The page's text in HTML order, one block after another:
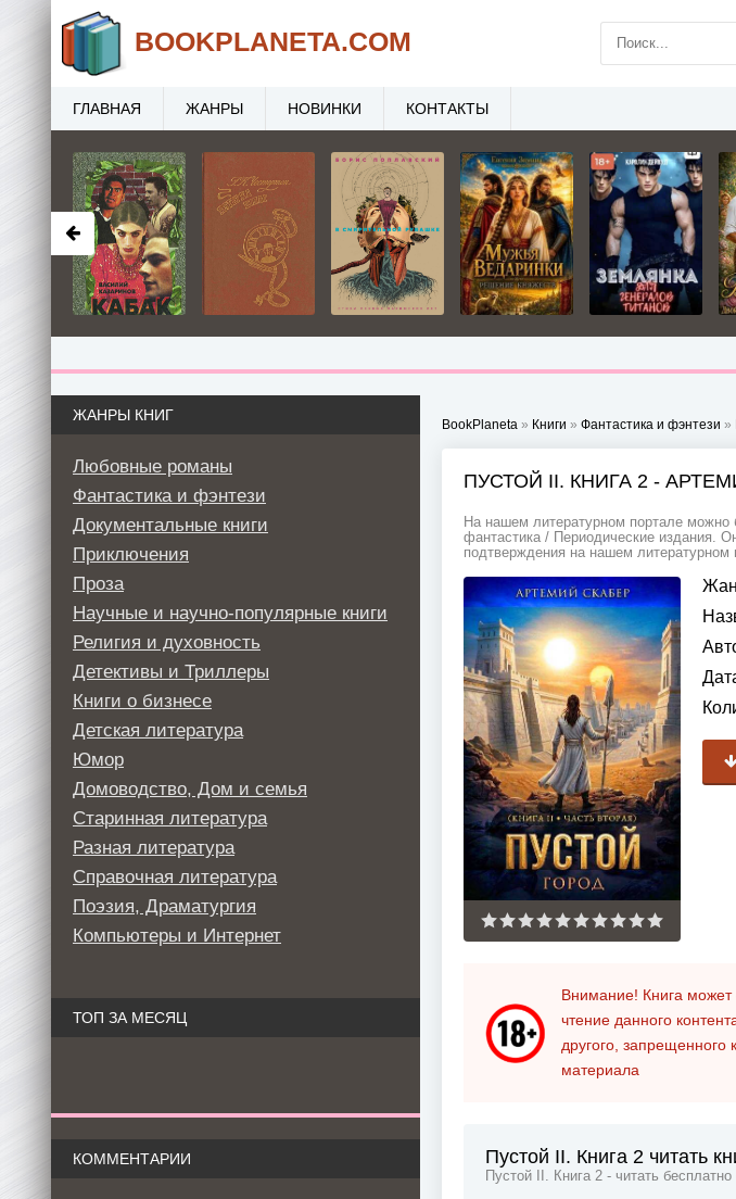
BookPlaneta » Книги » Фантастика и фэнтези »
ПУСТОЙ II. КНИГА 2 -
На нашем литературном портале можно
фантастика / Периодические издания.
подтверждения на нашем литературном
Внимание! Книга может
чтение данного
другого, запрещенного
материала
Пустой II. Книга 2 читать
Пустой II. Книга 2 - читать
ЖАНРЫ КНИГ
Любовные романы
Фантастика и фэнтези
Документальные книги
Приключения
Проза
Научные и научно-популярные книги
Религия и духовность
Детективы и Триллеры
Книги о бизнесе
Детская литература
Юмор
Домоводство, Дом и семья
Старинная литература
Разная литература
Справочная литература
Поэзия, Драматургия
Компьютеры и Интернет
ТОП ЗА МЕСЯЦ
КОММЕНТАРИИ
BOOKPLANETA.COM
ГЛАВНАЯ ЖАНРЫ НОВИНКИ КОНТАКТЫ